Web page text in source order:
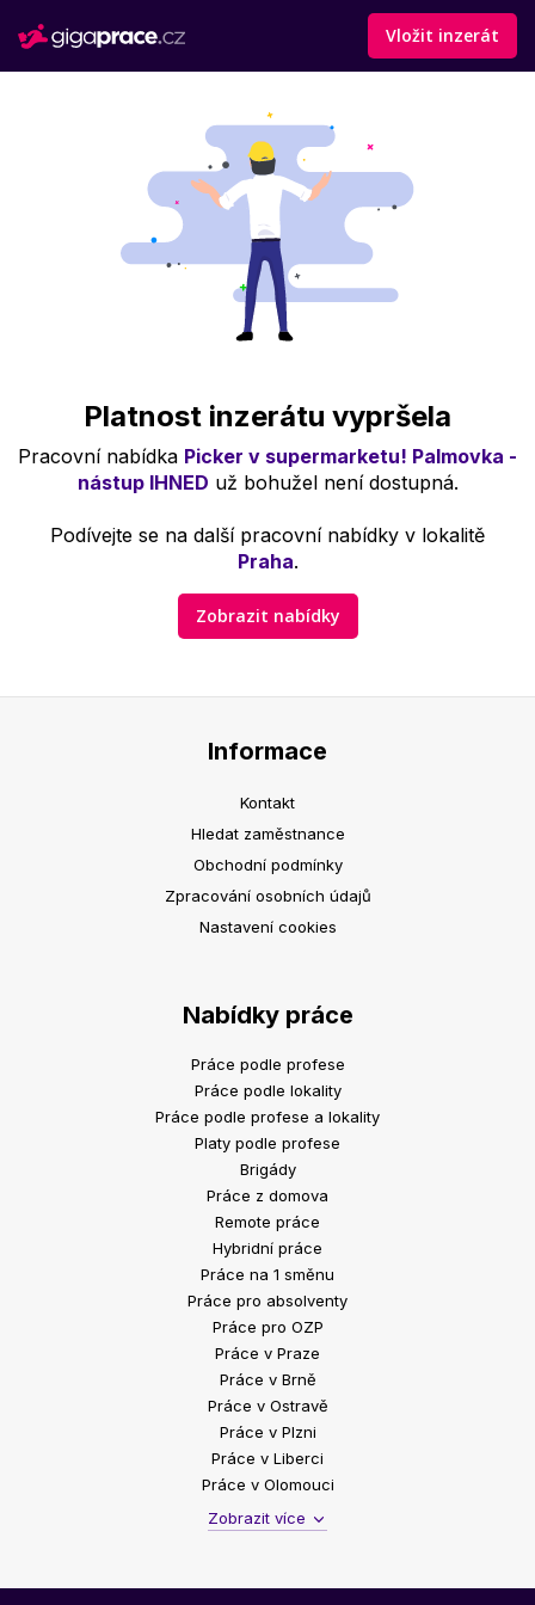
Vložit inzerát
Platnost inzerátu vypršela
Pracovní nabídka Picker v supermarketu! Palmovka -
nástup IHNED už bohužel není dostupná.
Podívejte se na další pracovní nabídky v lokalitě
Praha.
Zobrazit nabídky
Informace
Kontakt
Hledat zaměstnance
Obchodní podmínky
Zpracování osobních údajů
Nastavení cookies
Nabídky práce
Práce podle profese
Práce podle lokality
Práce podle profese a lokality
Platy podle profese
Brigády
Práce z domova
Remote práce
Hybridní práce
Práce na 1 směnu
Práce pro absolventy
Práce pro OZP
Práce v Praze
Práce v Brně
Práce v Ostravě
Práce v Plzni
Práce v Liberci
Práce v Olomouci
Zobrazit více